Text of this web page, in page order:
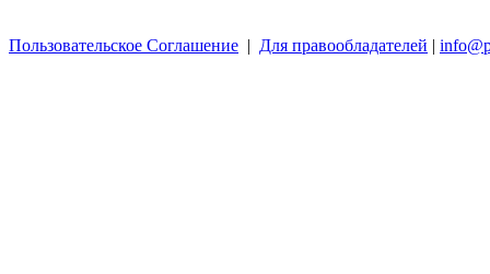
Пользовательское Соглашение | Для правообладателей |